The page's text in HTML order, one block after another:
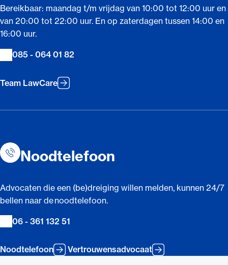
Bereikbaar: maandag t/m vrijdag van 10:00 tot 12:00 uur en
van 20:00 tot 22:00 uur. En op zaterdagen tussen 14:00 en
16:00 uur.
085 - 064 01 82
Team LawCare
Noodtelefoon
Advocaten die een (be)dreiging willen melden, kunnen 24/7
bellen naar de noodtelefoon.
06 - 361 132 51
Noodtelefoon Vertrouwensadvocaat